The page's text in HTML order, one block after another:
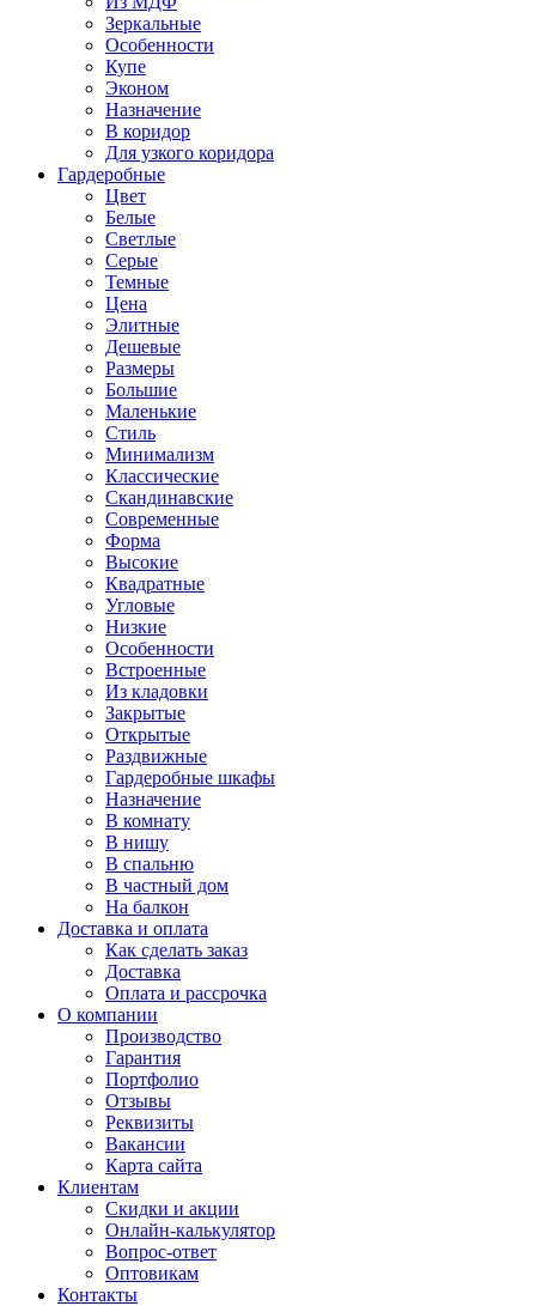
Зеркальные
Особенности
Купе
Эконом
Назначение
В коридор
Для узкого коридора
Гардеробные
Цвет
Белые
Светлые
Серые
Темные
Цена
Элитные
Дешевые
Размеры
Большие
Маленькие
Стиль
Минимализм
Классические
Скандинавские
Современные
Форма
Высокие
Квадратные
Угловые
Низкие
Особенности
Встроенные
Из кладовки
Закрытые
Открытые
Раздвижные
Гардеробные шкафы
Назначение
В комнату
В нишу
В спальню
В частный дом
На балкон
Доставка и оплата
Как сделать заказ
Доставка
Оплата и рассрочка
О компании
Производство
Гарантия
Портфолио
Отзывы
Реквизиты
Вакансии
Карта сайта
Клиентам
Скидки и акции
Онлайн-калькулятор
Вопрос-ответ
Оптовикам
Контакты